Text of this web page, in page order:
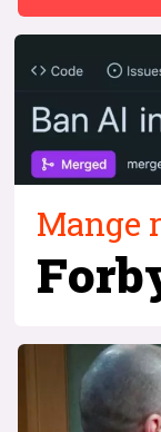
Mange